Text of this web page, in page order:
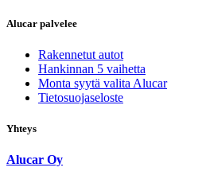
Alucar palvelee
Rakennetut autot
Hankinnan 5 vaihetta
Monta syytä valita Alucar
Tietosuojaseloste
Yhteys
Alucar Oy